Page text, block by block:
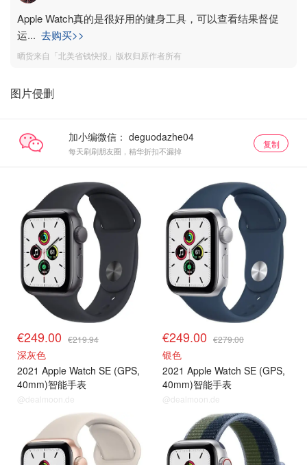
Apple Watch真的是很好用的健身工具，可以查看结果督促
运... 去购买>>
晒货来自「北美省钱快报」版权归原作者所有
图片侵删
加小编微信：
每天刷刷朋友圈，精华折扣不漏掉
复制
€249.00 €219.94
深灰色
2021 Apple Watch SE (GPS,
40mm)智能手表
@dealmoon.de
€249.00 €279.00
银色
2021 Apple Watch SE (GPS,
40mm)智能手表
@dealmoon.de